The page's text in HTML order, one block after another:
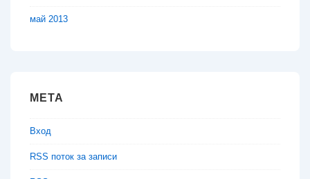
май 2013
МЕТА
Вход
RSS поток за записи